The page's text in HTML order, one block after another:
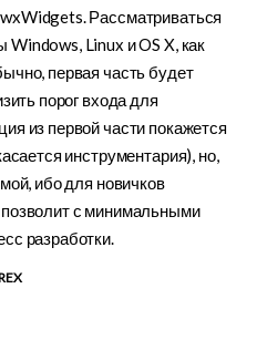
Рассматриваться
Linux и OS X, как
первая часть будет
порог входа для
из первой части покажется
инструментария), но,
ибо для новичков
с минимальными
разработки.